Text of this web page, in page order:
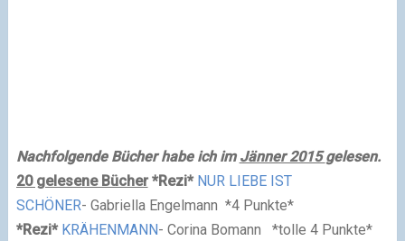
Nachfolgende Bücher habe ich im Jänner 2015gelesen.
20 gelesene Bücher *Rezi* NUR LIEBE IST
SCHÖNER- Gabriella Engelmann *4 Punkte*
*Rezi* KRÄHENMANN- Corina Bomann *tolle 4 Punkte*